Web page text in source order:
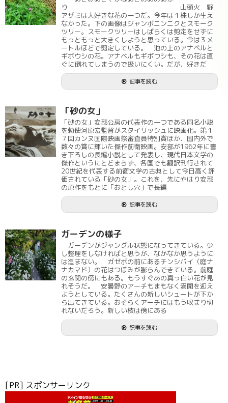
り 山頭火 野
アザミは大好きな花の一つだ。今年は１株しか生え
なかった。下の画像はジャンボニンニクとスモーク
ツリー。スモークツリーはしばらくは剪定をせずに
もっともっと大きくしようと思っている。今は３メ
ートルほどで剪定している。 池の上のアナベルと
ギボウシの花。アナベルもギボウシも、その花は直
ぐに倒れてしまうので扱いにくい。だが、好きだ
記事を読む
「砂の女」
「砂の女」安部公房の代表作の一つである同名小説
を勅使河原宏監督がスタイリッシュに映画化。第１
７回カンヌ国際映画祭審査員特別賞ほか、国内外で
数々の賞に輝いた傑作前衛映画。安部が1962年に書
き下ろしの長編小説として発表し、現代日本文学の
傑作というにとどまらず、各国でも翻訳刊行されて
20世紀を代表する前衛文学の古典として今日高く評
価されている「砂の女」。これを、先にやはり安部
の原作をもとに「おとし穴」で長編
記事を読む
ガーデンの様子
ガーデンがジャングル状態になってきている。少
し整理をしなければと思うが、なかなか思うように
は進まない。 ガゼボの前にあるチンシバイ（庭ナ
ナカマド）の花はつぼみが膨らんできている。前庭
の玄関の傍にもある。もうすぐあの真っ白い花が見
れそうだ。 安曇野のアーチもまもなく満開を迎え
ようとしている。たくさんの新しいシュートが下か
ら出てきている。おそらくアーチにはもう収まり切
れないだろう。新しい枝は傍にある
記事を読む
[PR] スポンサーリンク